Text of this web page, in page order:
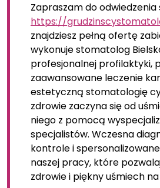
Zapraszam do
https://
znajdziesz pełną ofertę
wykonuje stomatolog
profesjonalnej profilaktyki,
zaawansowane leczenie
estetyczną stomatologię
zdrowie zaczyna się od
niego z pomocą
specjalistów. Wczesna
kontrole i
naszej pracy, które
zdrowie i piękny uśmiech